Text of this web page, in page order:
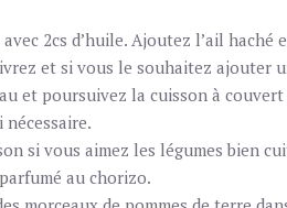
2cs d’huile. Ajoutez l’ail haché
et si vous le souhaitez ajouter
et poursuivez la cuisson à
nécessaire.
si vous aimez les légumes bien
au chorizo.